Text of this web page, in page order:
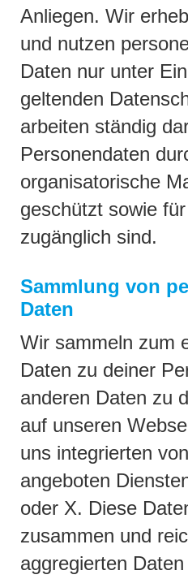
Anliegen. Wir
und nutzen
Daten nur unter
geltenden
arbeiten ständig
Personendaten
organisatorische
geschützt sowie
zugänglich sind.
Sammlung von
Daten
Wir sammeln zum
Daten zu deiner
anderen Daten zu
auf unseren
uns integrierten
angeboten
oder X. Diese
zusammen und
aggregierten